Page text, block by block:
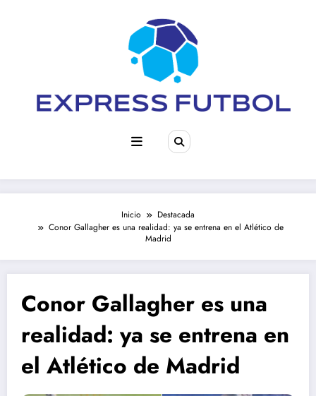
Inicio
Destacada
Conor Gallagher es una realidad: ya se entrena en el Atlético de
Madrid
Conor Gallagher es una
realidad: ya se entrena en
el Atlético de Madrid